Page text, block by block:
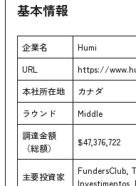
基本情報
企業名
Humi
URL
https://
本社所在地
カナダ
ラウンド
Middle
調達金額
（総額）
$47,376,722
主要投資家
FundersClub,
Investimentos,